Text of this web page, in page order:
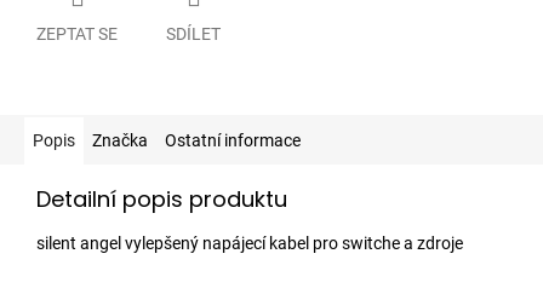
ZEPTAT SE SDÍLET
Popis Značka Ostatní informace
Detailní popis produktu
silent angel vylepšený napájecí kabel pro switche a zdroje